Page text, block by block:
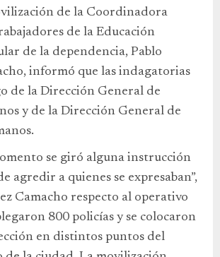
de la Coordinadora
de la Educación
de la dependencia, Pablo
informó que las indagatorias
de la Dirección General de
y de la Dirección General de
se giró alguna instrucción
agredir a quienes se expresaban”,
Camacho respecto al operativo
800 policías y se colocaron
en distintos puntos del